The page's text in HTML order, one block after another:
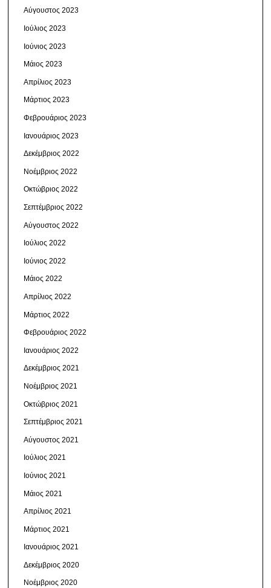
Αύγουστος 2023
Ιούλιος 2023
Ιούνιος 2023
Μάιος 2023
Απρίλιος 2023
Μάρτιος 2023
Φεβρουάριος 2023
Ιανουάριος 2023
Δεκέμβριος 2022
Νοέμβριος 2022
Οκτώβριος 2022
Σεπτέμβριος 2022
Αύγουστος 2022
Ιούλιος 2022
Ιούνιος 2022
Μάιος 2022
Απρίλιος 2022
Μάρτιος 2022
Φεβρουάριος 2022
Ιανουάριος 2022
Δεκέμβριος 2021
Νοέμβριος 2021
Οκτώβριος 2021
Σεπτέμβριος 2021
Αύγουστος 2021
Ιούλιος 2021
Ιούνιος 2021
Μάιος 2021
Απρίλιος 2021
Μάρτιος 2021
Ιανουάριος 2021
Δεκέμβριος 2020
Νοέμβριος 2020